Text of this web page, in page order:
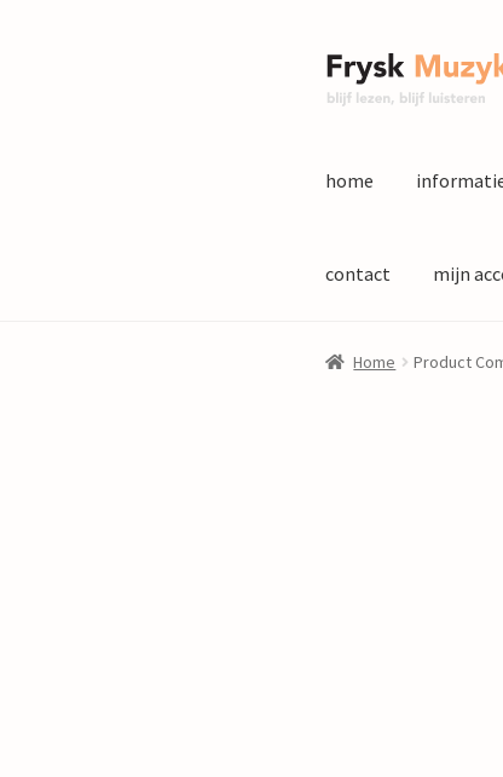
Ga
door
Ga
naar
home
contact mijn
Home Product